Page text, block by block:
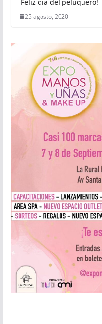
¡Feliz día del peluquero!
25 agosto, 2020